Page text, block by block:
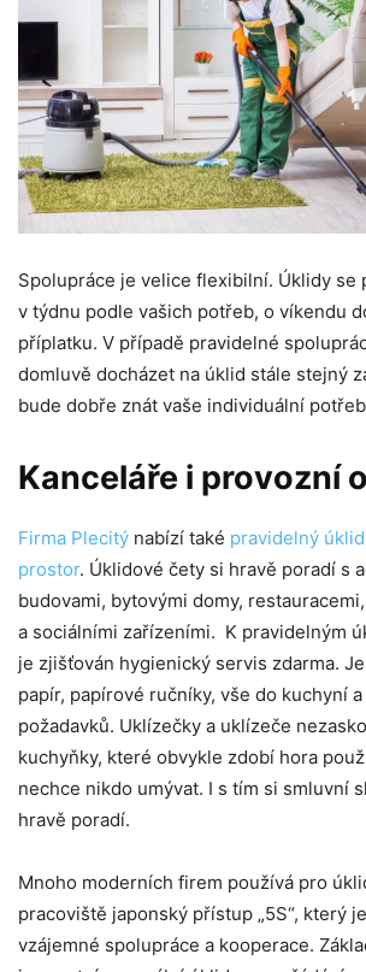
Spolupráce je velice flexibilní. Úklidy se
v týdnu podle vašich potřeb, o víkendu
příplatku. V případě pravidelné
domluvě docházet na úklid stále stejný
bude dobře znát vaše individuální
Kanceláře i provozní
Firma Plecitý nabízí také pravidelný
prostor. Úklidové čety si hravě poradí s
budovami, bytovými domy,
a sociálními zařízeními. K pravidelným
je zjišťován hygienický servis zdarma.
papír, papírové ručníky, vše do kuchyní a
požadavků. Uklízečky a uklízeče
kuchyňky, které obvykle zdobí hora
nechce nikdo umývat. I s tím si smluvní
hravě poradí.
Mnoho moderních firem používá pro
pracoviště japonský přístup „5S“, který
vzájemné spolupráce a kooperace.